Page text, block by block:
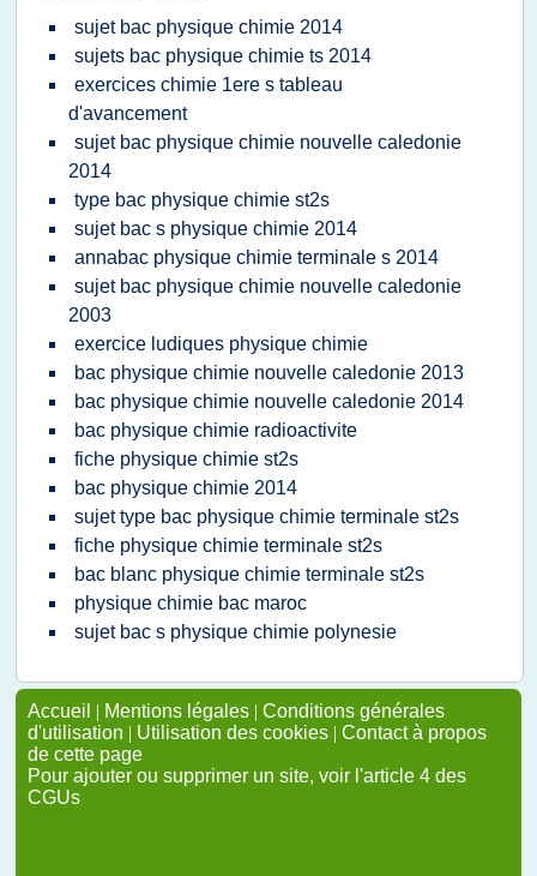
sujet bac physique chimie 2014
sujets bac physique chimie ts 2014
exercices chimie 1ere s tableau
d'avancement
sujet bac physique chimie nouvelle caledonie
2014
type bac physique chimie st2s
sujet bac s physique chimie 2014
annabac physique chimie terminale s 2014
sujet bac physique chimie nouvelle caledonie
2003
exercice ludiques physique chimie
bac physique chimie nouvelle caledonie 2013
bac physique chimie nouvelle caledonie 2014
bac physique chimie radioactivite
fiche physique chimie st2s
bac physique chimie 2014
sujet type bac physique chimie terminale st2s
fiche physique chimie terminale st2s
bac blanc physique chimie terminale st2s
physique chimie bac maroc
sujet bac s physique chimie polynesie
Accueil | Mentions légales | Conditions générales
d'utilisation | Utilisation des cookies | Contact à propos
de cette page
Pour ajouter ou supprimer un site, voir l'article 4 des
CGUs